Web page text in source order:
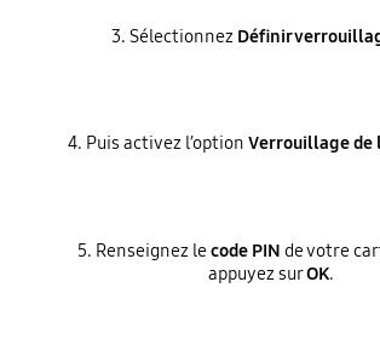
3. Sélectionnez Définir
4. Puis activez l’option Verrouillage de
5. Renseignez lecode PIN de votre
appuyez surOK.